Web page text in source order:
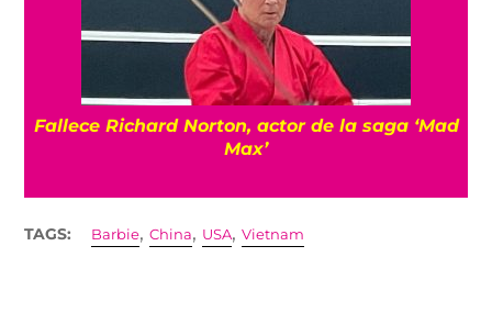
Fallece Richard Norton, actor de la saga ‘Mad
Max’
TAGS: Barbie,China, USA,Vietnam